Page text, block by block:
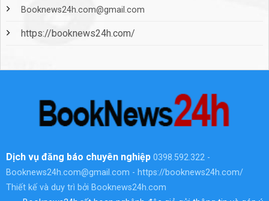
Booknews24h.com@gmail.com
https://booknews24h.com/
Dịch vụ đăng báo chuyên nghiệp 0398.592.322 -
Booknews24h.com@gmail.com - https://booknews24h.com/
Thiết kế và duy trì bởi Booknews24h.com